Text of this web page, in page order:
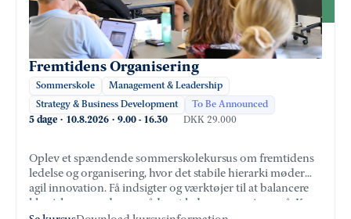
Fremtidens Organisering
Sommerskole
Management & Leadership
Strategy & Business Development
To Be Announced
5 dage · 10.8.2026 · 9.00 - 16.30 DKK 29.000
Oplev et spændende sommerskolekursus om fremtidens
ledelse og organisering, hvor det stabile hierarki møder
agil innovation. Få indsigter og værktøjer til at balancere
klassiske og moderne måder at lede og organisere på. Kom